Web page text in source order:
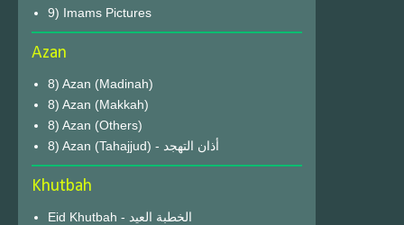
9) Imams Pictures
Azan
8) Azan (Madinah)
8) Azan (Makkah)
8) Azan (Others)
8) Azan (Tahajjud) - أذان التهجد
Khutbah
Eid Khutbah - الخطبة العيد